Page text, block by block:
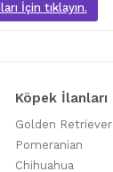
İçin tıklayın.
Köpek İlanları
Golden Retriever
Pomeranian
Chihuahua